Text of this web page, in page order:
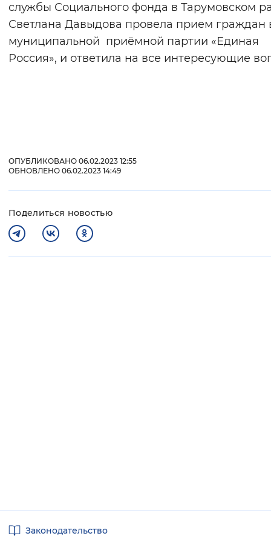
службы Социального фонда в Тарумовском
Светлана Давыдова провела прием граждан
муниципальной приёмной партии «Единая
Россия», и ответила на все интересующие
ОПУБЛИКОВАНО 06.02.2023 12:55
ОБНОВЛЕНО 06.02.2023 14:49
Поделиться новостью
Законодательство